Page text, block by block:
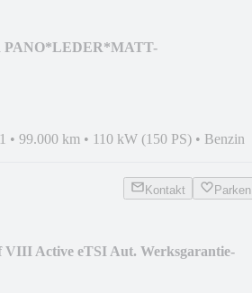
PANO*LEDER*MATT-
• 99.000 km • 110 kW (150 PS) • Benzin
Kontakt Parken
VIII Active eTSI Aut. Werksgarantie-